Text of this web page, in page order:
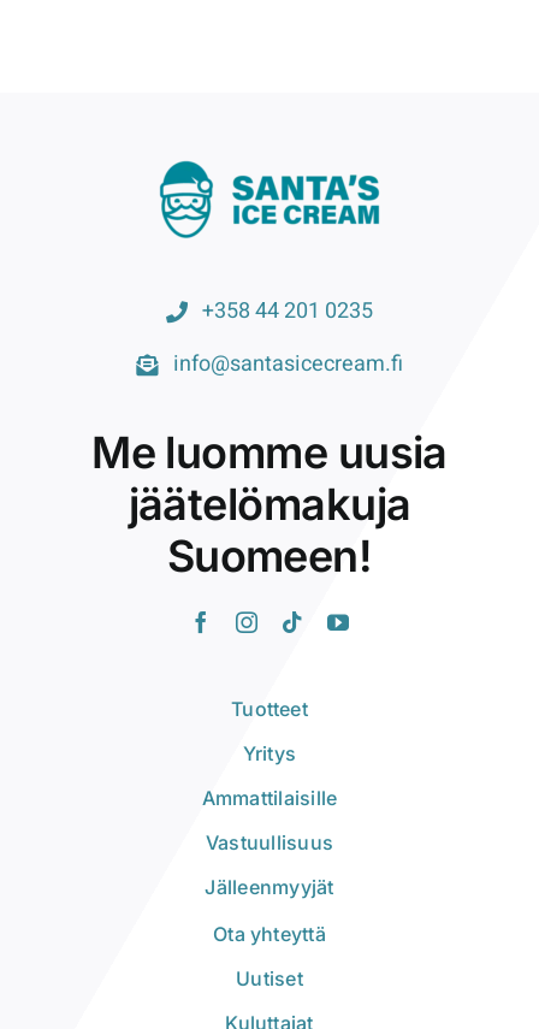
+358 44 201 0235
info@santasicecream.fi
Me luomme uusia
jäätelömakuja
Suomeen!
Tuotteet
Yritys
Ammattilaisille
Vastuullisuus
Jälleenmyyjät
Ota yhteyttä
Uutiset
Kuluttajat